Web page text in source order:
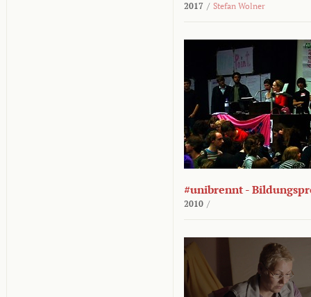
2017 / Stefan Wolner
#unibrennt -
2010 /